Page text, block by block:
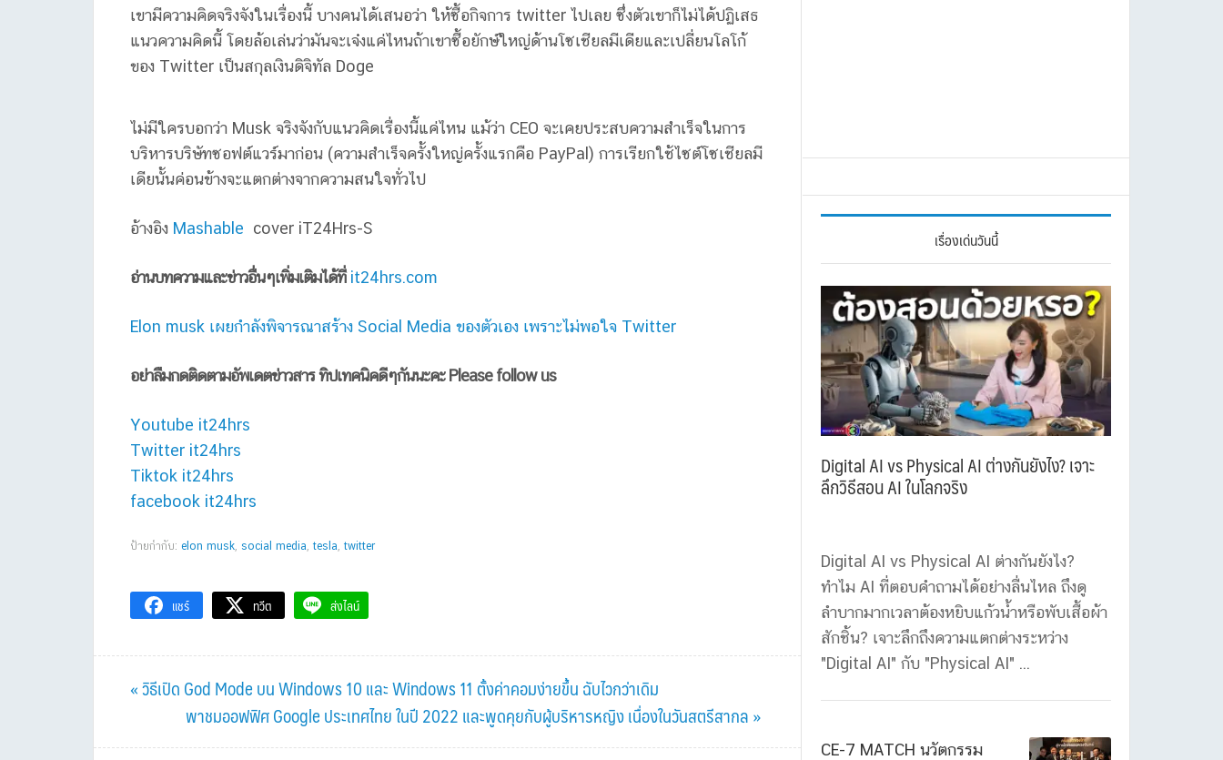
เขามีความคิดจริงจังในเรื่องนี้ บางคนได้เสนอว่า ให้ซื้อกิจการ twitter ไปเลย ซึ่งตัวเขาก็ไม่ได้ปฏิเสธ
แนวความคิดนี้ โดยล้อเล่นว่ามันจะเจ๋งแค่ไหนถ้าเขาซื้อยักษ์ใหญ่ด้านโซเชียลมีเดียและเปลี่ยนโลโก้
ของ Twitter เป็นสกุลเงินดิจิทัล Doge
ไม่มีใครบอกว่า Musk จริงจังกับแนวคิดเรื่องนี้แค่ไหน แม้ว่า CEO จะเคยประสบความสำเร็จในการ
บริหารบริษัทซอฟต์แวร์มาก่อน (ความสำเร็จครั้งใหญ่ครั้งแรกคือ PayPal) การเรียกใช้ไซต์โซเชียลมี
เดียนั้นค่อนข้างจะแตกต่างจากความสนใจทั่วไป
อ้างอิง Mashable cover iT24Hrs-S
อ่านบทความและข่าวอื่นๆเพิ่มเติมได้ที่ it24hrs.com
Elon musk เผยกำลังพิจารณาสร้าง Social Media ของตัวเอง เพราะไม่พอใจ Twitter
อย่าลืมกดติดตามอัพเดตข่าวสาร ทิปเทคนิคดีๆกันนะคะ Please follow us
Youtube it24hrs
Twitter it24hrs
Tiktok it24hrs
facebook it24hrs
ป้ายกำกับ: elon musk, social media,tesla,twitter
แชร์ ทวีต ส่งไลน์
Previous
« วิธีเปิด God Mode บน Windows 10 และ Windows 11 ตั้งค่าคอมง่ายขึ้น ฉับไวกว่าเดิม
Next
Post:
พาชมออฟฟิศ Google ประเทศไทย ในปี 2022 และพูดคุยกับผู้บริหารหญิง เนื่องในวันสตรีสากล »
เรื่องเด่นวันนี้
Digital AI vs Physical AI ต่างกันยังไง? เจาะ
ลึกวิธีสอน AI ในโลกจริง
Digital AI vs Physical AI ต่างกันยังไง?
ทำไม AI ที่ตอบคำถามได้อย่างลื่นไหล ถึงดู
ลำบากมากเวลาต้องหยิบแก้วน้ำหรือพับเสื้อผ้า
สักชิ้น? เจาะลึกถึงความแตกต่างระหว่าง
"Digital AI" กับ "Physical AI" ...
CE-7 MATCH นวัตกรรม